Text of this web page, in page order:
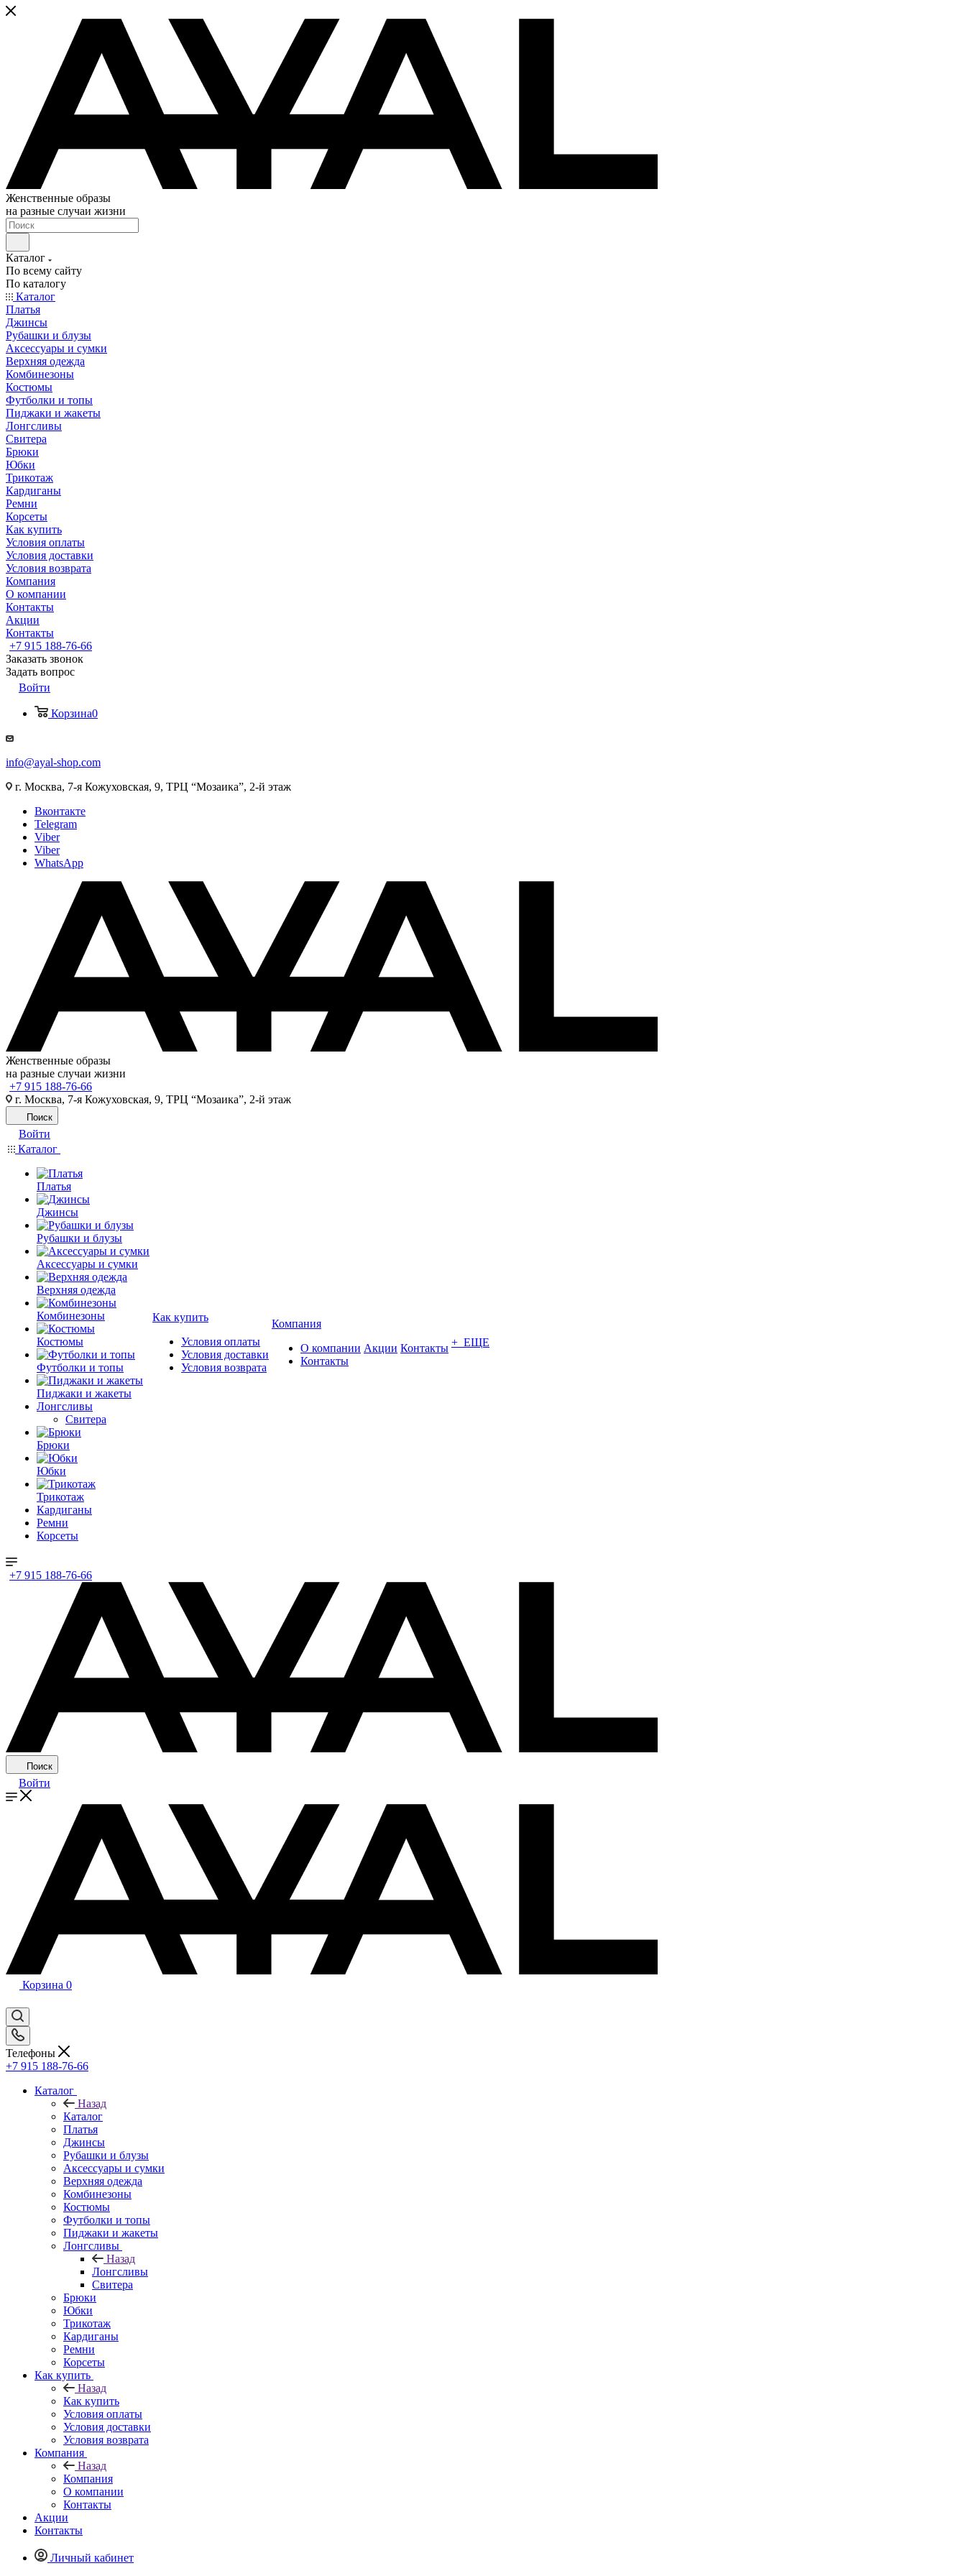
Женственные образы
на разные случаи жизни
Каталог
По всему сайту
По каталогу
Каталог
Платья
Джинсы
Рубашки и блузы
Аксессуары и сумки
Верхняя одежда
Комбинезоны
Костюмы
Футболки и топы
Пиджаки и жакеты
Лонгсливы
Свитера
Брюки
Юбки
Трикотаж
Кардиганы
Ремни
Корсеты
Как купить
Условия оплаты
Условия доставки
Условия возврата
Компания
О компании
Контакты
Акции
Контакты
+7 915 188-76-66
Заказать звонок
Задать вопрос
Войти
Корзина0
info@ayal-shop.com
г. Москва, 7-я Кожуховская, 9, ТРЦ “Мозаика”, 2-й этаж
Вконтакте
Telegram
Viber
Viber
WhatsApp
Женственные образы
на разные случаи жизни
+7 915 188-76-66
г. Москва, 7-я Кожуховская, 9, ТРЦ “Мозаика”, 2-й этаж
Поиск
Войти
Каталог
Платья
Джинсы
Рубашки и блузы
Аксессуары и сумки
Верхняя одежда
Комбинезоны
Костюмы
Футболки и топы
Пиджаки и жакеты
Лонгсливы
Свитера
Брюки
Юбки
Трикотаж
Кардиганы
Ремни
Корсеты
Как купить
Условия оплаты
Условия доставки
Условия возврата
Компания
О компании
Контакты
Акции Контакты + ЕЩЕ
+7 915 188-76-66
Поиск
Войти
Корзина 0
Телефоны
+7 915 188-76-66
Каталог
Назад
Каталог
Платья
Джинсы
Рубашки и блузы
Аксессуары и сумки
Верхняя одежда
Комбинезоны
Костюмы
Футболки и топы
Пиджаки и жакеты
Лонгсливы
Назад
Лонгсливы
Свитера
Брюки
Юбки
Трикотаж
Кардиганы
Ремни
Корсеты
Как купить
Назад
Как купить
Условия оплаты
Условия доставки
Условия возврата
Компания
Назад
Компания
О компании
Контакты
Акции
Контакты
Личный кабинет